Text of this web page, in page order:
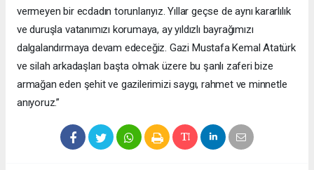
vermeyen bir ecdadın torunlarıyız. Yıllar geçse de aynı kararlılık
ve duruşla vatanımızı korumaya, ay yıldızlı bayrağımızı
dalgalandırmaya devam edeceğiz. Gazi Mustafa Kemal Atatürk
ve silah arkadaşları başta olmak üzere bu şanlı zaferi bize
armağan eden şehit ve gazilerimizi saygı, rahmet ve minnetle
anıyoruz.”